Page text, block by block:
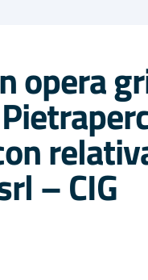
opera
– CIG